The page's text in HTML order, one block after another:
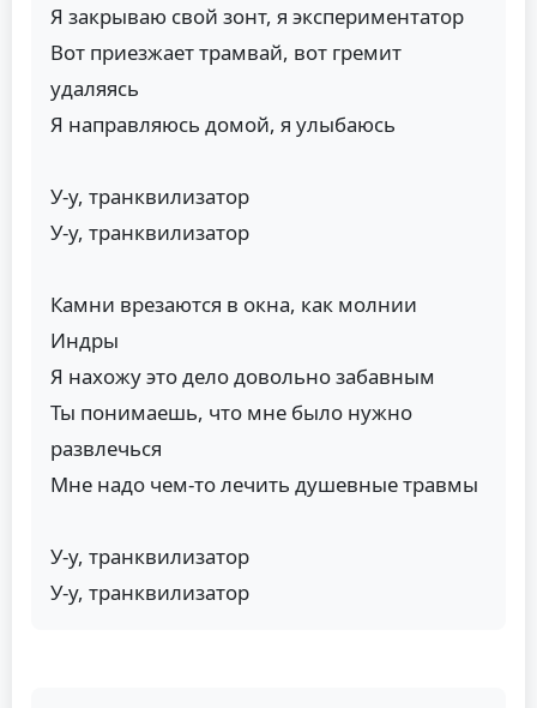
Я закрываю свой зонт, я экспериментатор
Вот приезжает трамвай, вот гремит
удаляясь
Я направляюсь домой, я улыбаюсь
У-у, транквилизатор
У-у, транквилизатор
Камни врезаются в окна, как молнии
Индры
Я нахожу это дело довольно забавным
Ты понимаешь, что мне было нужно
развлечься
Мне надо чем-то лечить душевные травмы
У-у, транквилизатор
У-у, транквилизатор